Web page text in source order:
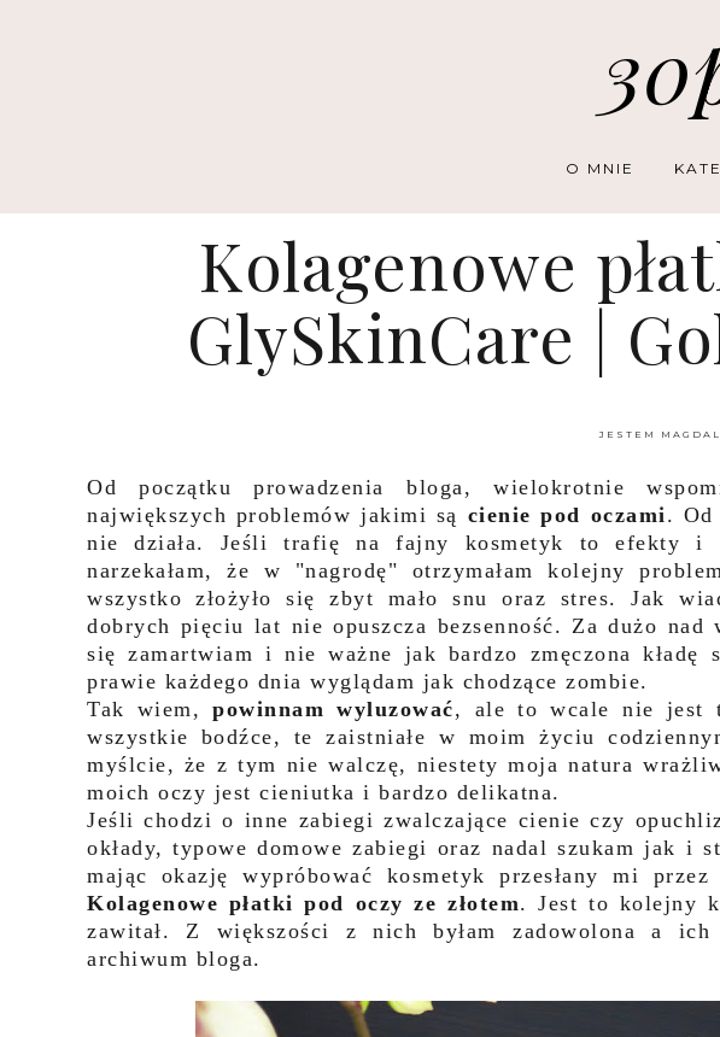
O MNIE
Kolagenowe
GlySkinCare |
JESTEM
Od początku prowadzenia bloga, wielokrotnie
największych problemów jakimi są cienie pod oczami. Od
nie działa. Jeśli trafię na fajny kosmetyk to efekty i
narzekałam, że w "nagrodę" otrzymałam kolejny
wszystko złożyło się zbyt mało snu oraz stres. Jak
dobrych pięciu lat nie opuszcza bezsenność. Za dużo
się zamartwiam i nie ważne jak bardzo zmęczona kładę
prawie każdego dnia wyglądam jak chodzące zombie.
Tak wiem,powinnam wyluzować, ale to wcale nie jest
wszystkie bodźce, te zaistniałe w moim życiu
myślcie, że z tym nie walczę, niestety moja natura
moich oczy jest cieniutka i bardzo delikatna.
Jeśli chodzi o inne zabiegi zwalczające cienie czy
okłady, typowe domowe zabiegi oraz nadal szukam jak i
mając okazję wypróbować kosmetyk przesłany mi
Kolagenowe płatki pod oczy ze złotem. Jest to kolejny
zawitał. Z większości z nich byłam zadowolona a ich
archiwum bloga.